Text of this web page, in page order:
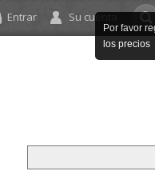
Entrar Su cuenta
Por favor
los precios